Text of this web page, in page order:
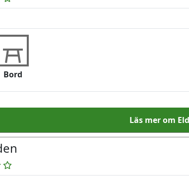
Bord
Läs mer om